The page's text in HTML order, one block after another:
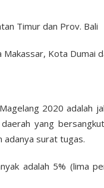
Timur dan Prov. Bali
Kota Dumai
2020 adalah
yang
adanya surat tugas.
adalah 5% (lima